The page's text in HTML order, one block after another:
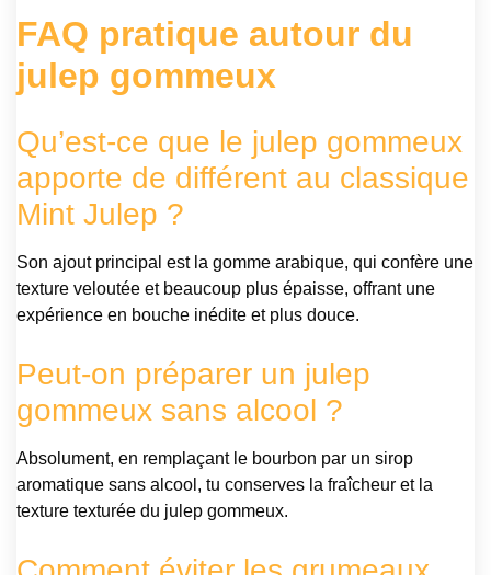
FAQ pratique autour du
julep gommeux
Qu’est-ce que le julep gommeux
apporte de différent au classique
Mint Julep ?
Son ajout principal est la gomme arabique, qui confère une
texture veloutée et beaucoup plus épaisse, offrant une
expérience en bouche inédite et plus douce.
Peut-on préparer un julep
gommeux sans alcool ?
Absolument, en remplaçant le bourbon par un sirop
aromatique sans alcool, tu conserves la fraîcheur et la
texture texturée du julep gommeux.